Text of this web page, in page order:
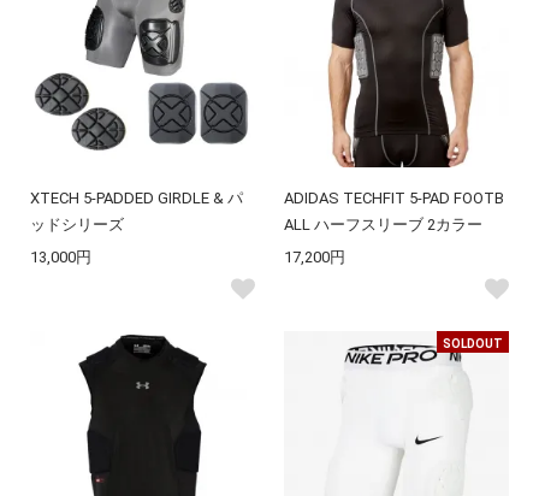
XTECH 5-PADDED GIRDLE & パ
ッドシリーズ
13,000円
ADIDAS TECHFIT 5-PAD FOOTB
ALL ハーフスリーブ 2カラー
17,200円
SOLDOUT